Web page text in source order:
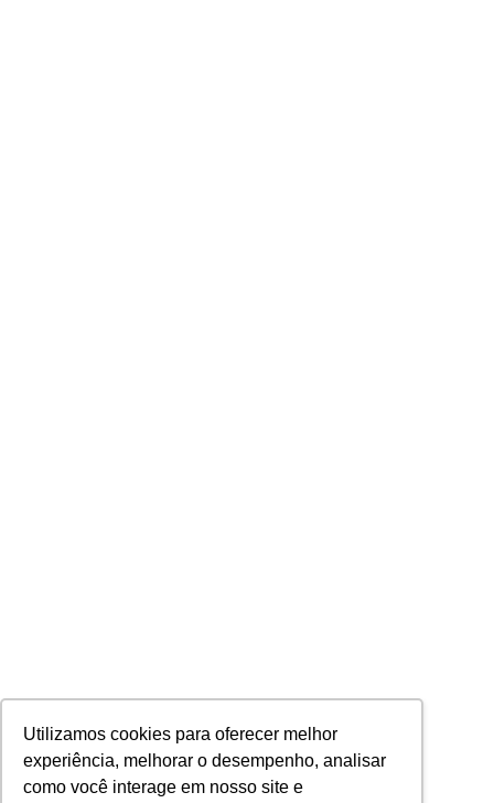
Utilizamos cookies para oferecer melhor
experiência, melhorar o desempenho, analisar
como você interage em nosso site e